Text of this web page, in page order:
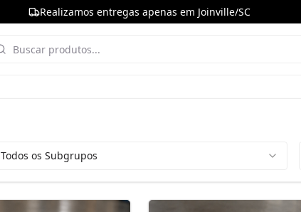
Realizamos entregas apenas em Joinville/SC
Todos os Subgrupos